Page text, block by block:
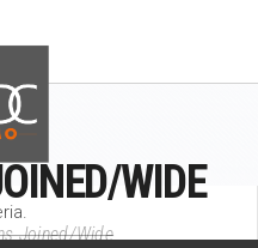
WIDE
Joined/Wide